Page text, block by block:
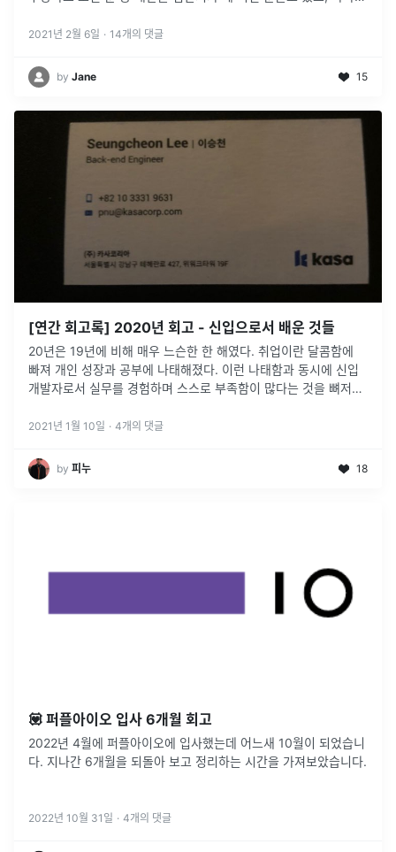
으로 개발자...
2021년 2월 6일 · 14개의 댓글
by Jane 15
[연간 회고록] 2020년 회고 - 신입으로서 배운 것들
20년은 19년에 비해 매우 느슨한 한 해였다. 취업이란 달콤함에
빠져 개인 성장과 공부에 나태해졌다. 이런 나태함과 동시에 신입
개발자로서 실무를 경험하며 스스로 부족함이 많다는 것을 뼈저리
자 회고를 남긴 ...
2021년 1월 10일 · 4개의 댓글
by 피누 18
💟 퍼플아이오 입사 6개월 회고
2022년 4월에 퍼플아이오에 입사했는데 어느새 10월이 되었습니
다. 지나간 6개월을 되돌아 보고 정리하는 시간을 가져보았습니다.
2022년 10월 31일 · 4개의 댓글